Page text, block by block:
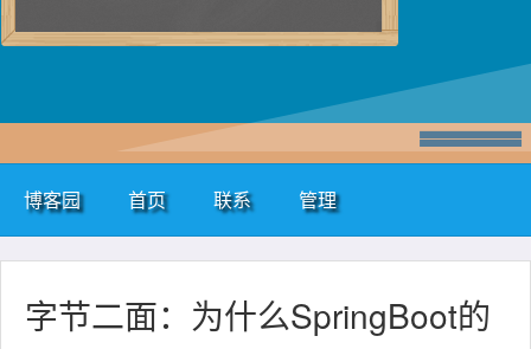
博客园 首页 联系 管理
字节二面：为什么SpringBoot的